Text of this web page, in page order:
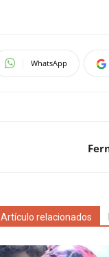
WhatsApp
Artículo relacionados